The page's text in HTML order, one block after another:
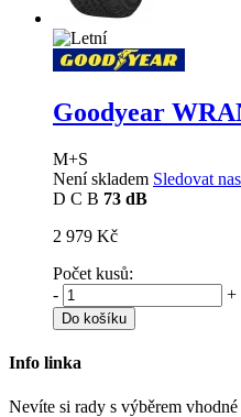
Goodyear
M+S
Není skladem Sledovat
D C B 73 dB
2 979 Kč
Počet kusů:
-
+
Do košíku
Info linka
Nevíte si rady s výběrem